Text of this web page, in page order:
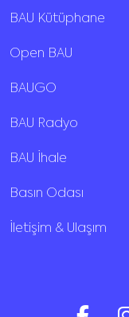
BAU Kütüphane
Open BAU
BAUGO
BAU Radyo
BAU İhale
Basın Odası
İletişim & Ulaşım